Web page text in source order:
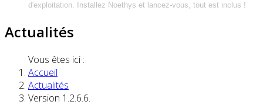
d'exploitation. Installez Noethys et lancez-vous, tout est inclus !
Actualités
Vous êtes ici :
Accueil
Actualités
Version 1.2.6.6.